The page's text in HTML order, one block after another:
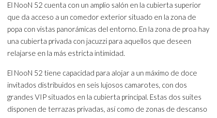
El NooN 52 cuenta con un amplio salón en la cubierta superior
que da acceso a un comedor exterior situado en la zona de
popa con vistas panorámicas del entorno. En la zona de proa hay
una cubierta privada con jacuzzi para aquellos que deseen
relajarse en la más estricta intimidad.
El NooN 52 tiene capacidad para alojar a un máximo de doce
invitados distribuidos en seis lujosos camarotes, con dos
grandes VIP situados en la cubierta principal. Estas dos suites
disponen de terrazas privadas, así como de zonas de descanso